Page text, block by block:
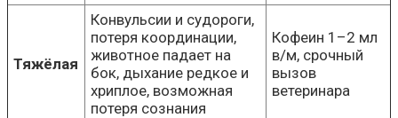
Тяжёлая
Конвульсии и судороги,
потеря координации,
животное падает на
бок, дыхание редкое и
хриплое, возможная
потеря сознания
Кофеин 1–2 мл
в/м, срочный
вызов
ветеринара